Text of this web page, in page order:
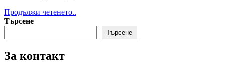
Продължи четенето..
СВЕТОВЕН
Търсене
Търсене
За контакт